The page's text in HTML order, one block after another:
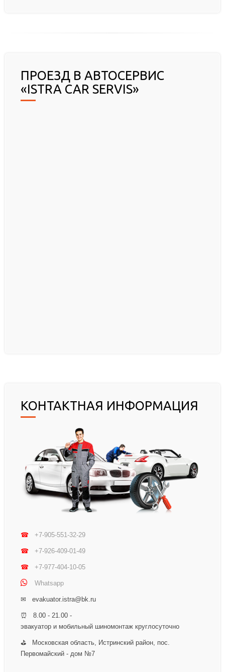
ПРОЕЗД В АВТОСЕРВИС
«ISTRA CAR SERVIS»
КОНТАКТНАЯ ИНФОРМАЦИЯ
☎ +7-905-551-32-29
☎ +7-926-409-01-49
☎ +7-977-404-10-05
Whatsapp
✉ evakuator.istra@bk.ru
⏰ 8.00 - 21.00 -
эвакуатор и мобильный шиномонтаж круглосуточно
⛳ Московская область, Истринский район, пос.
Первомайский - дом №7